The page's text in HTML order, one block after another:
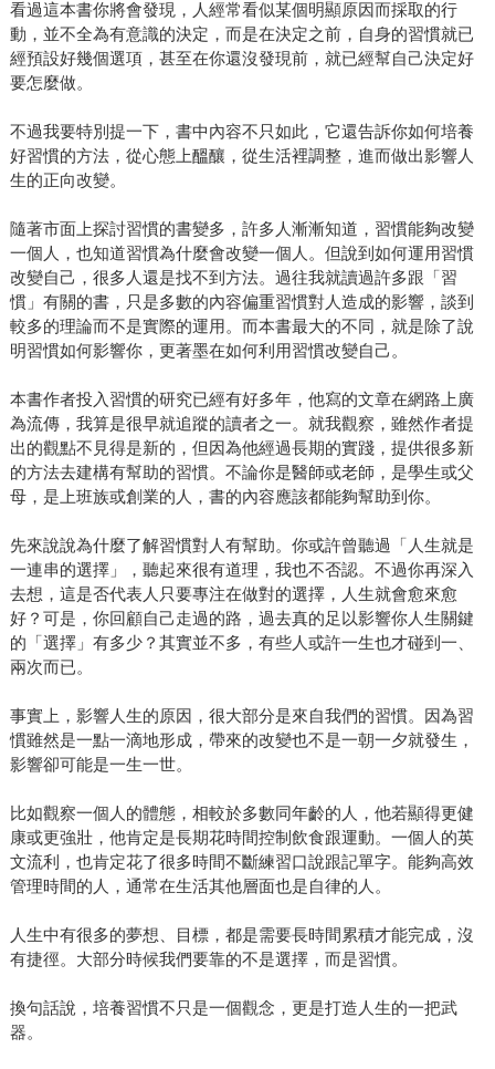
看過這本書你將會發現，人經常看似某個明顯原因而採取的行
動，並不全為有意識的決定，而是在決定之前，自身的習慣就已
經預設好幾個選項，甚至在你還沒發現前，就已經幫自己決定好
要怎麼做。
不過我要特別提一下，書中內容不只如此，它還告訴你如何培養
好習慣的方法，從心態上醞釀，從生活裡調整，進而做出影響人
生的正向改變。
隨著市面上探討習慣的書變多，許多人漸漸知道，習慣能夠改變
一個人，也知道習慣為什麼會改變一個人。但說到如何運用習慣
改變自己，很多人還是找不到方法。過往我就讀過許多跟「習
慣」有關的書，只是多數的內容偏重習慣對人造成的影響，談到
較多的理論而不是實際的運用。而本書最大的不同，就是除了說
明習慣如何影響你，更著墨在如何利用習慣改變自己。
本書作者投入習慣的研究已經有好多年，他寫的文章在網路上廣
為流傳，我算是很早就追蹤的讀者之一。就我觀察，雖然作者提
出的觀點不見得是新的，但因為他經過長期的實踐，提供很多新
的方法去建構有幫助的習慣。不論你是醫師或老師，是學生或父
母，是上班族或創業的人，書的內容應該都能夠幫助到你。
先來說說為什麼了解習慣對人有幫助。你或許曾聽過「人生就是
一連串的選擇」，聽起來很有道理，我也不否認。不過你再深入
去想，這是否代表人只要專注在做對的選擇，人生就會愈來愈
好？可是，你回顧自己走過的路，過去真的足以影響你人生關鍵
的「選擇」有多少？其實並不多，有些人或許一生也才碰到一、
兩次而已。
事實上，影響人生的原因，很大部分是來自我們的習慣。因為習
慣雖然是一點一滴地形成，帶來的改變也不是一朝一夕就發生，
影響卻可能是一生一世。
比如觀察一個人的體態，相較於多數同年齡的人，他若顯得更健
康或更強壯，他肯定是長期花時間控制飲食跟運動。一個人的英
文流利，也肯定花了很多時間不斷練習口說跟記單字。能夠高效
管理時間的人，通常在生活其他層面也是自律的人。
人生中有很多的夢想、目標，都是需要長時間累積才能完成，沒
有捷徑。大部分時候我們要靠的不是選擇，而是習慣。
換句話說，培養習慣不只是一個觀念，更是打造人生的一把武
器。